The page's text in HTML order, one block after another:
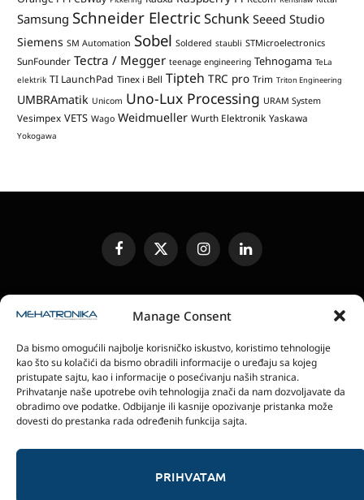
Manage Consent
Da bismo omogućili najbolje korisničko iskustvo, koristimo tehnologije
kao što su kolačići da bismo obradili informacije o uređaju sa kojeg
pristupate sajtu, kao i informacije o posećivanju naših stranica.
Prihvatanje naše upotrebe ovih tehnologija znači da nam dozvoljavate da
obradimo ove podatke. Odbijanje ili kasnije opozivanje pristanka može
dovesti do prestanka rada određenih funkcija sajta.
PRIHVATAM
Samsung Schneider ElectricSchunk Seeed Studio
Siemens SM Automation Sobel Soldered staubli STMicroelectronics
SunFounder Tectra / Megger teenage engineering Tehnogama TeLa
elektrik TI LaunchPad Tinex i Bell Tipteh TRC pro Trim Triton Engineering
UMBRAmatik Unicom Uno-Lux Processing URAM System
Vesimpex VETS Wago Weidmueller Wurth Elektronik Yaskawa
Yokogawa
FacebookX
(Twitter)
InstagramLinkedIn
SLANJE JEDINICA ZA RECENZIJU
ELEKTRONSKA IZDANJA
POLITIKA PRIVATNOSTI
POLITIKA KOLAČIĆA
magazin Mehatronika - Agencija “Gomo Design”
Stanoja Glavaša 37, 26300 Vršac, Serbia
© 2026 magazin Mehatronika by Gomo Design.